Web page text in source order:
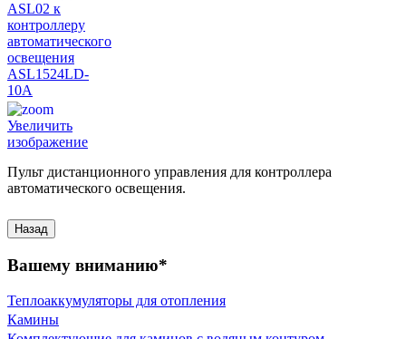
Увеличить
изображение
Пульт дистанционного управления для контроллера
автоматического освещения.
Вашему вниманию*
Теплоаккумуляторы для отопления
Камины